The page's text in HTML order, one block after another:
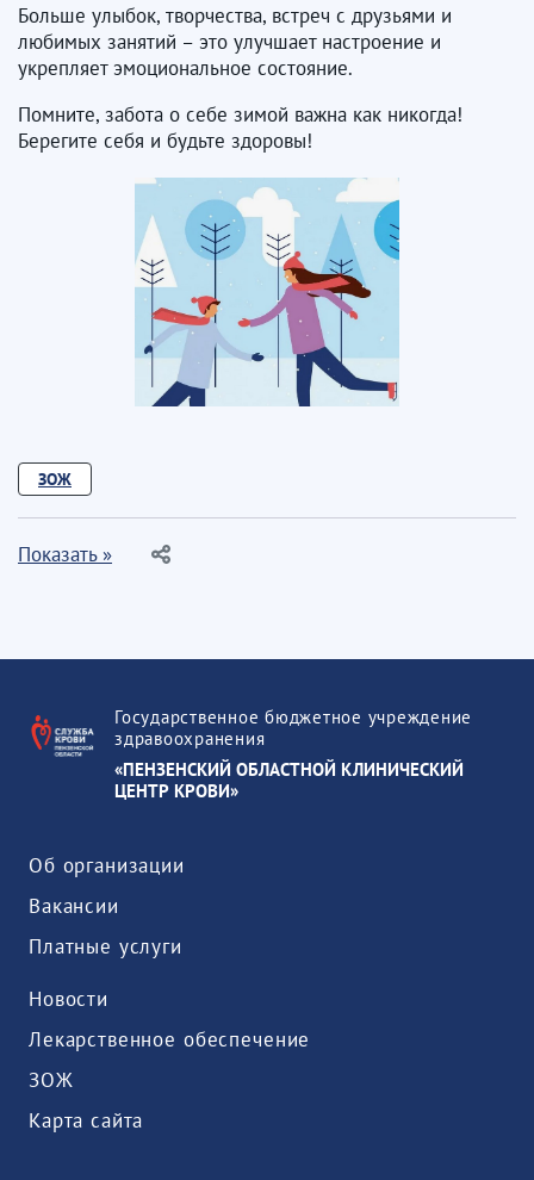
Больше улыбок, творчества, встреч с друзьями и
любимых занятий – это улучшает настроение и
укрепляет эмоциональное состояние.
Помните, забота о себе зимой важна как никогда!
Берегите себя и будьте здоровы!
ЗОЖ
Показать »
Государственное бюджетное учреждение
здравоохранения
«ПЕНЗЕНСКИЙ ОБЛАСТНОЙ КЛИНИЧЕСКИЙ
ЦЕНТР КРОВИ»
Об организации
Вакансии
Платные услуги
Новости
Лекарственное обеспечение
ЗОЖ
Карта сайта